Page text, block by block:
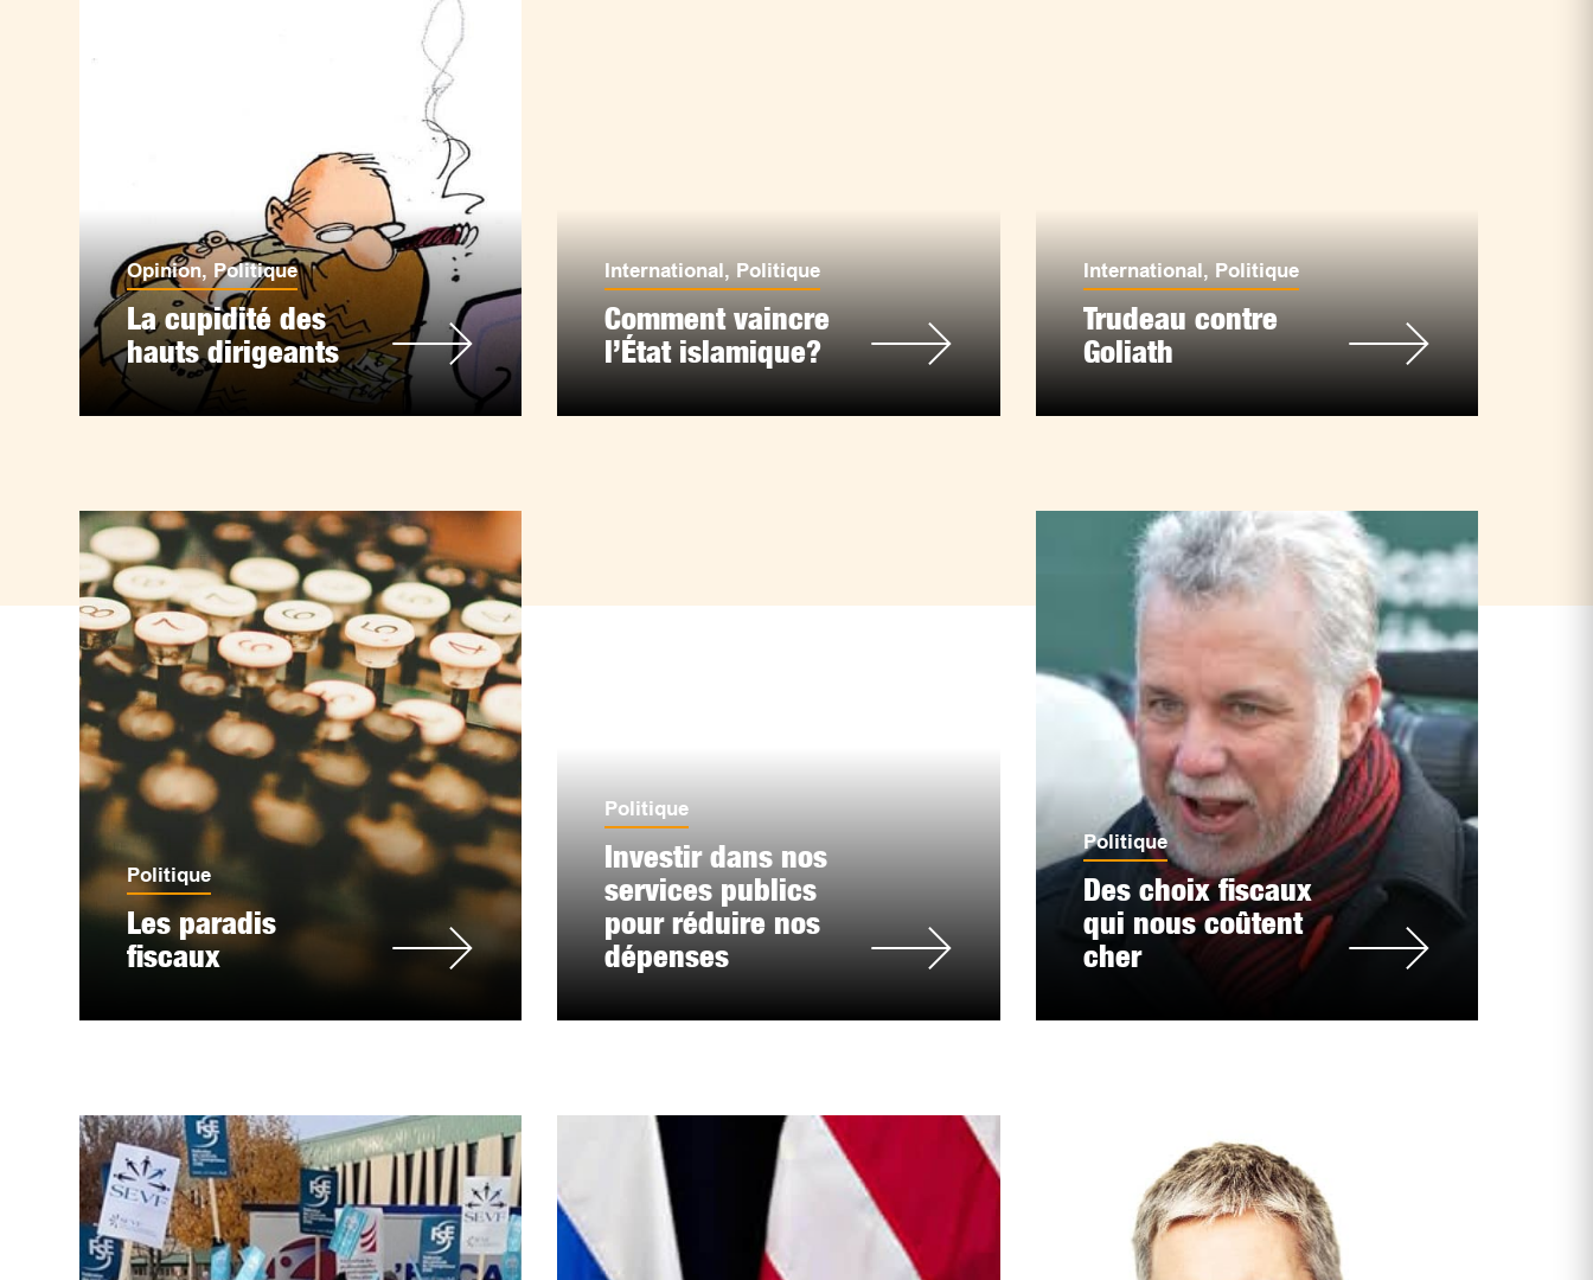
Opinion, Politique
La cupidité des
hauts dirigeants
International, Politique
Comment vaincre
l’État islamique?
International, Politique
Trudeau contre
Goliath
Politique
Les paradis
fiscaux
Politique
Investir dans nos
services publics
pour réduire nos
dépenses
Politique
Des choix fiscaux
qui nous coûtent
cher